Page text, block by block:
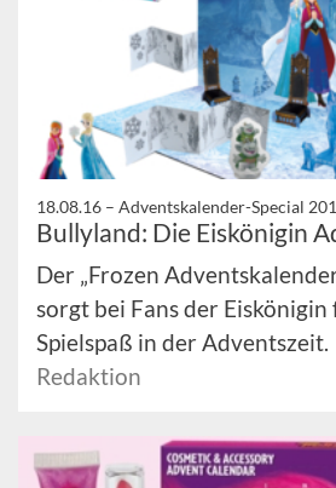
18.08.16 – Adventskalender-Special
Bullyland: Die Eiskönigin
Der „Frozen
sorgt bei Fans der
Spielspaß in der Adventszeit.
Redaktion